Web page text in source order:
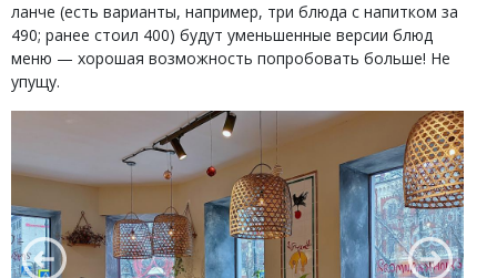
ланче (есть варианты, например, три блюда с напитком за
490; ранее стоил 400) будут уменьшенные версии блюд
меню — хорошая возможность попробовать больше! Не
упущу.